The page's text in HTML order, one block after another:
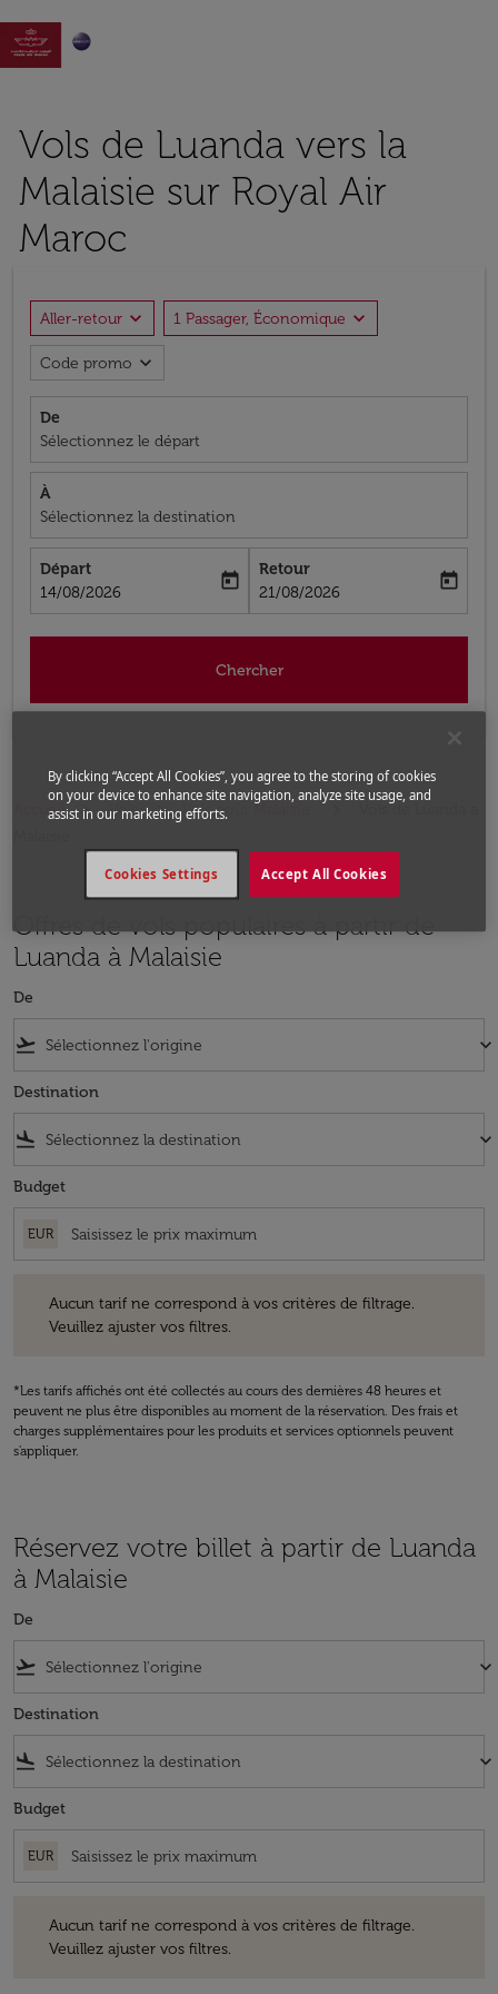

Vols de Luanda vers la
Malaisie sur Royal Air
Maroc
Aller-retour expand_more 1 Passager, Économique expand_more
Code promo expand_more
De
Sélectionnez le départ
À
Sélectionnez la destination
Départ
fc-booking-departure-date-aria-label
14/08/2026
today
Retour
fc-booking-return-date-aria-label
21/08/2026
today
Chercher
Accueil Vols Vols pour Malaisie
Vols de Luanda a
Offres de vols populaires à partir de
Luanda à Malaisie
De
flight_takeoff keyboard_arrow_down
Destination
flight_land keyboard_arrow_down
Budget
EUR
Aucun tarif ne correspond à vos critères de filtrage.
Veuillez ajuster vos filtres.
*Les tarifs affichés ont été collectés au cours des dernières 48 heures et
peuvent ne plus être disponibles au moment de la réservation. Des frais et
charges supplémentaires pour les produits et services optionnels peuvent
s'appliquer.
Réservez votre billet à partir de Luanda
à Malaisie
De
flight_takeoff keyboard_arrow_down
Destination
flight_land keyboard_arrow_down
Budget
EUR
Aucun tarif ne correspond à vos critères de filtrage.
Veuillez ajuster vos filtres.
By clicking “Accept All Cookies”, you agree to the storing of cookies
on your device to enhance site navigation, analyze site usage, and
assist in our marketing efforts.
Accept All Cookies
Cookies Settings